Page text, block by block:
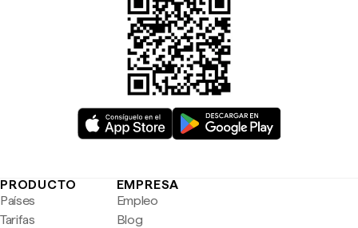
PRODUCTO
Países
Tarifas
EMPRESA
Empleo
Blog